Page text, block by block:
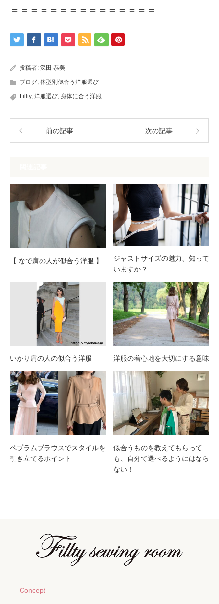
＝＝＝＝＝＝＝＝＝＝＝＝＝＝＝
投稿者: 深田 恭美
ブログ, 体型別似合う洋服選び
Fillty, 洋服選び, 身体に合う洋服
前の記事 次の記事
【 なで肩の人が似合う洋服 】
ジャストサイズの魅力、知って
いますか？
いかり肩の人の似合う洋服 洋服の着心地を大切にする意味
ペプラムブラウスでスタイルを
引き立てるポイント
似合うものを教えてもらって
も、自分で選べるようにはなら
ない！
Concept